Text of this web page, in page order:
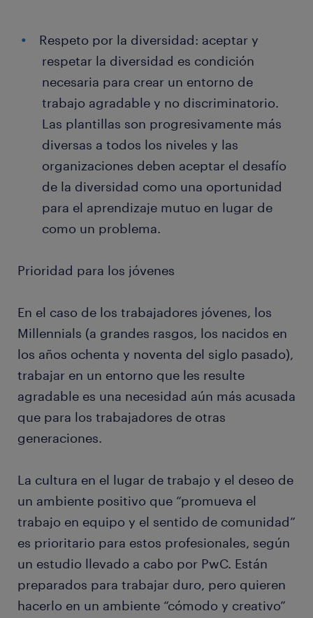
Respeto por la diversidad: aceptar y
respetar la diversidad es condición
necesaria para crear un entorno de
trabajo agradable y no discriminatorio.
Las plantillas son progresivamente más
diversas a todos los niveles y las
organizaciones deben aceptar el desafío
de la diversidad como una oportunidad
para el aprendizaje mutuo en lugar de
como un problema.
Prioridad para los jóvenes
En el caso de los trabajadores jóvenes, los
Millennials (a grandes rasgos, los nacidos en
los años ochenta y noventa del siglo pasado),
trabajar en un entorno que les resulte
agradable es una necesidad aún más acusada
que para los trabajadores de otras
generaciones.
La cultura en el lugar de trabajo y el deseo de
un ambiente positivo que “promueva el
trabajo en equipo y el sentido de comunidad”
es prioritario para estos profesionales, según
un estudio llevado a cabo por PwC. Están
preparados para trabajar duro, pero quieren
hacerlo en un ambiente “cómodo y creativo”